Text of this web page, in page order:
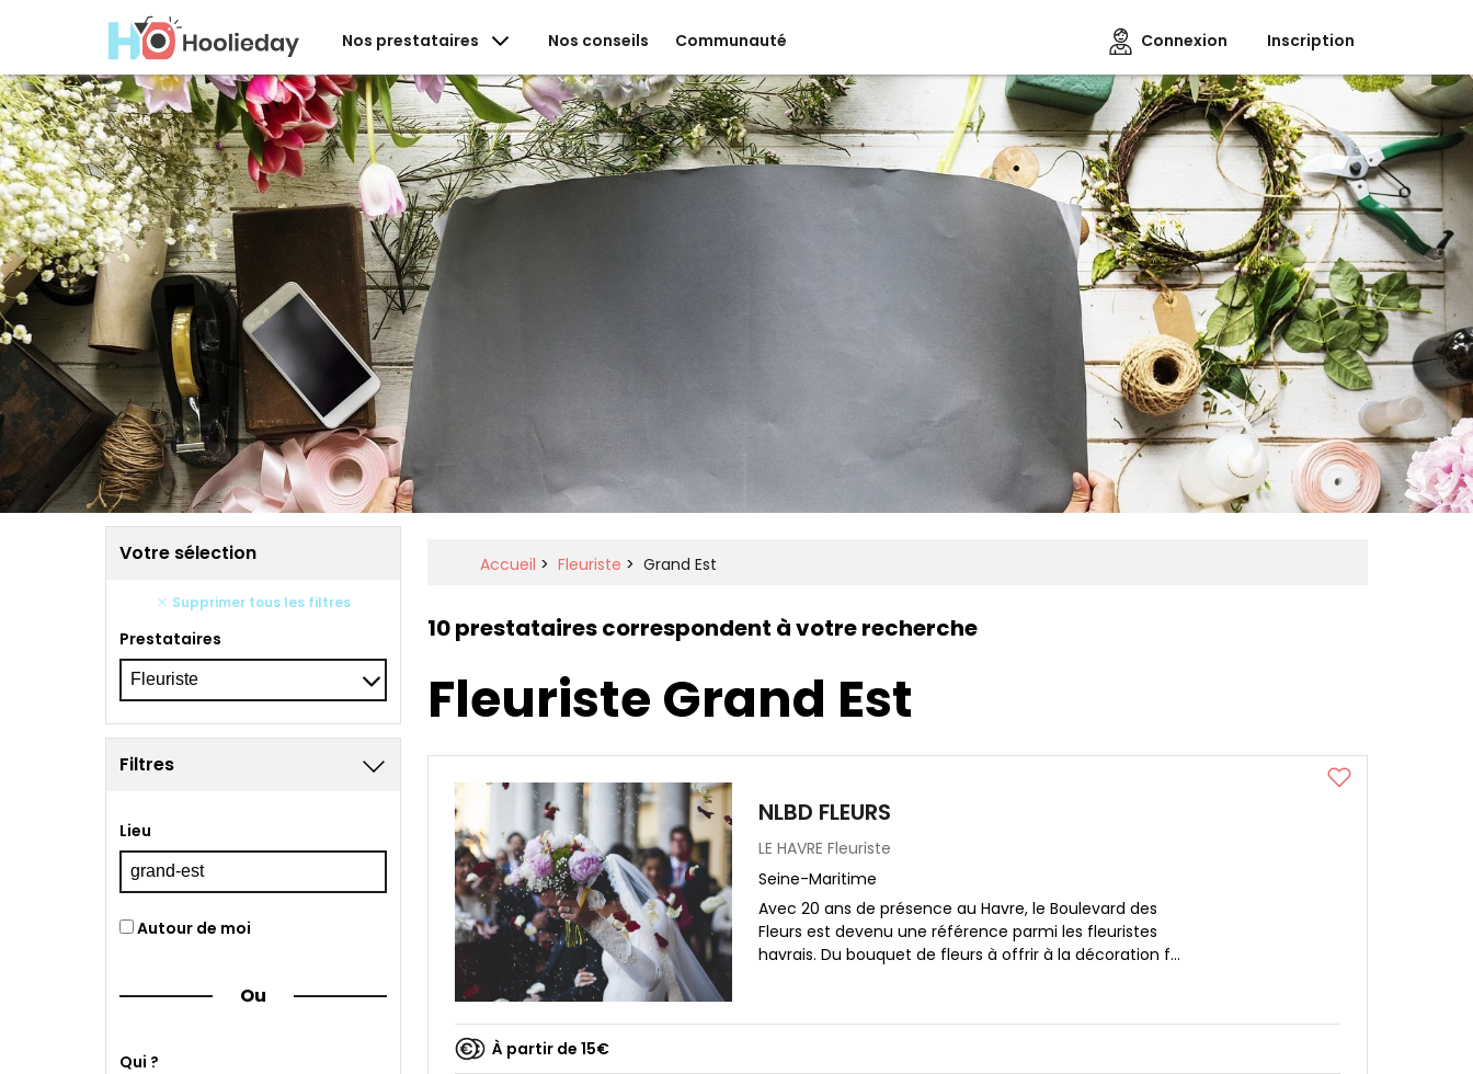
Nos prestataires Nos conseils Communauté Connexion Inscription
Votre sélection
Supprimer tous les filtres
Prestataires
Filtres
Lieu
Autour de moi
Ou
Qui ?
Accueil > Fleuriste > Grand Est
10 prestataires correspondent à votre recherche
Fleuriste Grand Est
NLBD FLEURS
LE HAVRE Fleuriste
Seine-Maritime
Avec 20 ans de présence au Havre, le Boulevard des
Fleurs est devenu une référence parmi les fleuristes
havrais. Du bouquet de fleurs à offrir à la décoration f...
À partir de 15€